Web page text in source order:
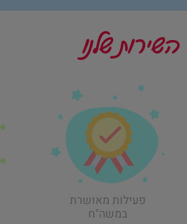
השירות שלנו
פעילות מאושרת
במשה"ח